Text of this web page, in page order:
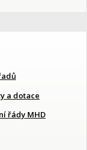
a dotace
řády MHD